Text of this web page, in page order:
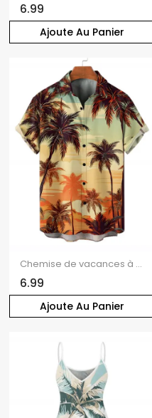
Ajoute Au Panier
6.99
Ajoute Au Panier
Chemise de vacances à la plage pour homme, imprimé paysage de cocotiers
6.99